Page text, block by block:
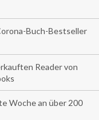
Buch-Bestseller
Reader von
Woche an über 200